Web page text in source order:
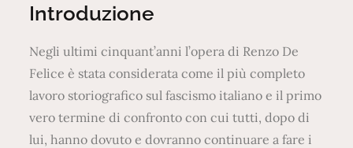
Introduzione
Negli ultimi cinquant’anni l’opera di Renzo De
Felice è stata considerata come il più completo
lavoro storiografico sul fascismo italiano e il primo
vero termine di confronto con cui tutti, dopo di
lui, hanno dovuto e dovranno continuare a fare i